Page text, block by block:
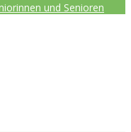
und Senioren